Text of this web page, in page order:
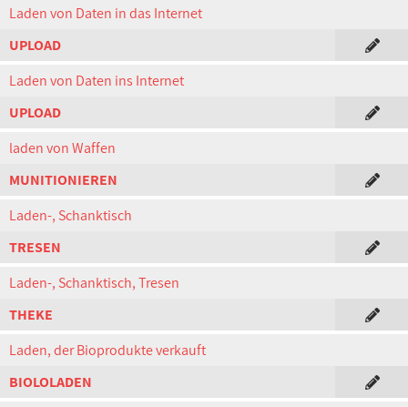
Laden von Daten in das Internet
UPLOAD
Laden von Daten ins Internet
UPLOAD
laden von Waffen
MUNITIONIEREN
Laden-, Schanktisch
TRESEN
Laden-, Schanktisch, Tresen
THEKE
Laden, der Bioprodukte verkauft
BIOLOLADEN